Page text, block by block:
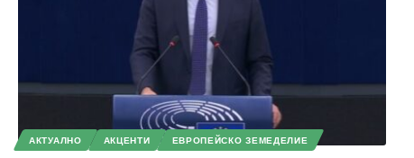
АКТУАЛНО АКЦЕНТИ ЕВРОПЕЙСКО ЗЕМЕДЕЛИЕ